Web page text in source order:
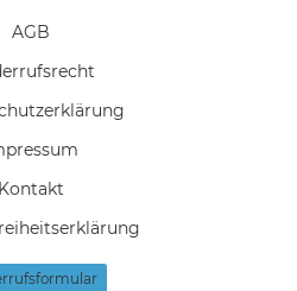
AGB
Kontakt